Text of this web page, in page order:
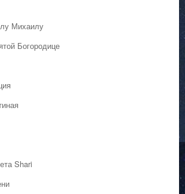
Михаилу
Богородице
Shari